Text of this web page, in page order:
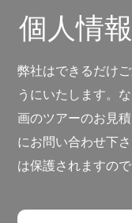
個人情
弊社はできるだけ
うにいたします。
画のツアーのお見
にお問い合わせ下
は保護されますの